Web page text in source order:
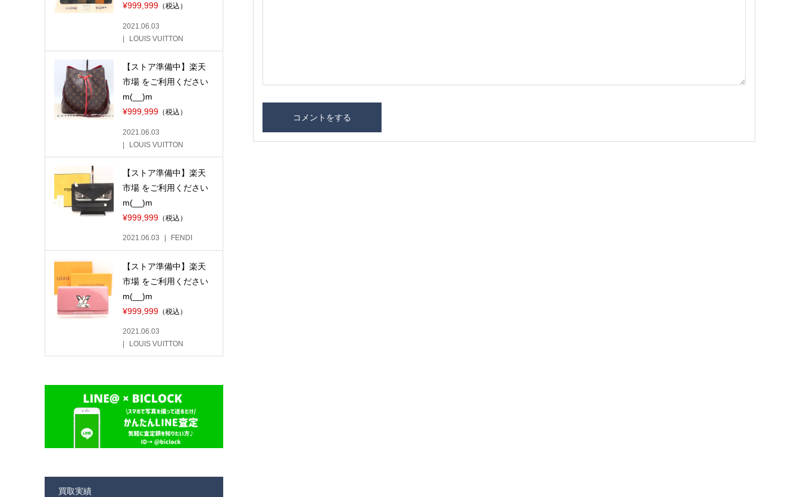
¥999,999（税込）
2021.06.03
LOUIS VUITTON
【ストア準備中】楽天
市場 をご利用ください
m(__)m
¥999,999（税込）
2021.06.03
LOUIS VUITTON
【ストア準備中】楽天
市場 をご利用ください
m(__)m
¥999,999（税込）
2021.06.03 FENDI
【ストア準備中】楽天
市場 をご利用ください
m(__)m
¥999,999（税込）
2021.06.03
LOUIS VUITTON
買取実績